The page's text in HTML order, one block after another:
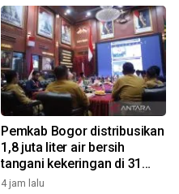
Pemkab Bogor distribusikan
1,8 juta liter air bersih
tangani kekeringan di 31
kecamatan
4 jam lalu